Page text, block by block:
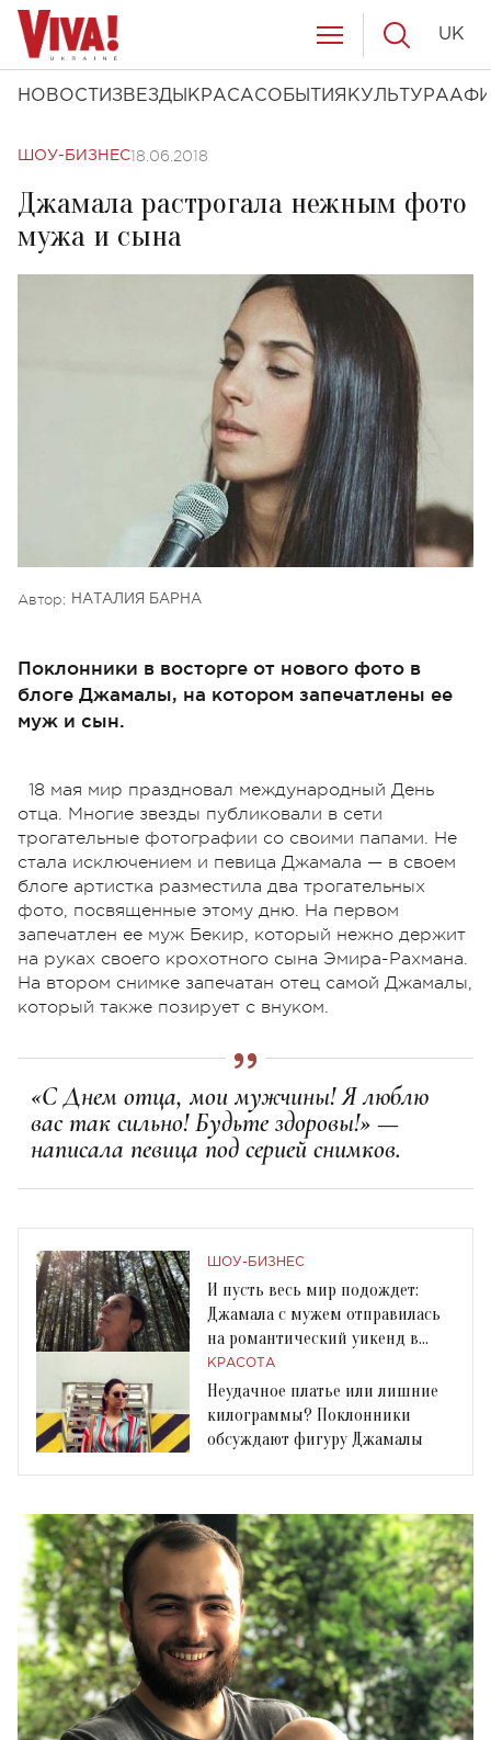
НОВОСТИ ЗВЕЗДЫ КРАСАСОБЫТИЯ КУЛЬТУРА
UK
ШОУ-БИЗНЕС18.06.2018
Джамала растрогала нежным фото
мужа и сына
Автор: НАТАЛИЯ БАРНА
Поклонники в восторге от нового фото в
блоге Джамалы, на котором запечатлены ее
муж и сын.
18 мая мир праздновал международный День
отца. Многие звезды публиковали в сети
трогательные фотографии со своими папами. Не
стала исключением и певица Джамала — в своем
блоге артистка разместила два трогательных
фото, посвященные этому дню. На первом
запечатлен ее муж Бекир, который нежно держит
на руках своего крохотного сына Эмира-Рахмана.
На втором снимке запечатан отец самой Джамалы,
который также позирует с внуком.
«С Днем отца, мои мужчины! Я люблю
вас так сильно! Будьте здоровы!» —
написала певица под серией снимков.
ШОУ-БИЗНЕС
И пусть весь мир подождет:
Джамала с мужем отправилась
на романтический уикенд в
горы
КРАСОТА
Неудачное платье или лишние
килограммы? Поклонники
обсуждают фигуру Джамалы